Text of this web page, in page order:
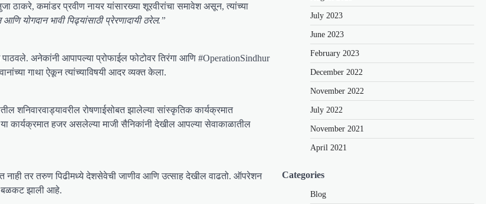
कमांडर प्रवीण नायर यांसारख्या शूरवीरांचा समावेश असून, त्यांच्या
आणि योगदान भावी पिढ्यांसाठी प्रेरणादायी ठरेल.”
अनेकांनी आपापल्या प्रोफाईल फोटोवर तिरंगा आणि #OperationSindhur
गाथा ऐकून त्यांच्याविषयी आदर व्यक्त केला.
शनिवारवाड्यावरील रोषणाईसोबत झालेल्या सांस्कृतिक कार्यक्रमात
कार्यक्रमात हजर असलेल्या माजी सैनिकांनी देखील आपल्या सेवाकाळातील
नाही तर तरुण पिढीमध्ये देशसेवेची जाणीव आणि उत्साह देखील वाढतो. ऑपरेशन
बळकट झाली आहे.
July 2023
June 2023
February 2023
December 2022
November 2022
July 2022
November 2021
April 2021
Categories
Blog